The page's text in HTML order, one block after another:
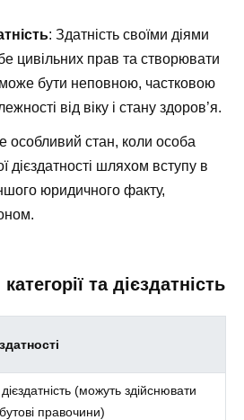
: Здатність своїми діями
цивільних прав та створювати
бути неповною, частковою
від віку і стану здоров’я.
особливий стан, коли особа
дієздатності шляхом вступу в
юридичного факту,
та дієздатність
(можуть здійснювати
правочини)